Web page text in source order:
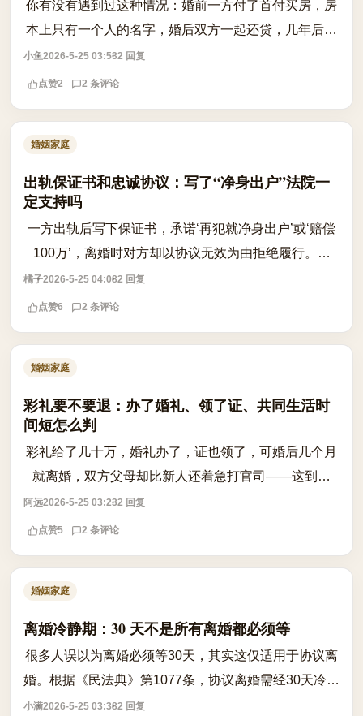
你有没有遇到过这种情况：婚前一方付了首付买房，房
本上只有一个人的名字，婚后双方一起还贷，几年后感
情破裂离婚，才发现房子的分割远不像‘一人一半’那么
简单？ 根据《民法典》第1062条和第1...
小鱼2026-5-25 03:532 回复
点赞2 2 条评论
婚姻家庭
出轨保证书和忠诚协议：写了“净身出户”法院一
定支持吗
一方出轨后写下保证书，承诺‘再犯就净身出户’或‘赔偿
100万’，离婚时对方却以协议无效为由拒绝履行。这
类‘忠诚协议’到底有没有法律效力？ 根据《民法典》第
1043条，夫妻应当互相忠实，但该...
橘子2026-5-25 04:082 回复
点赞6 2 条评论
婚姻家庭
彩礼要不要退：办了婚礼、领了证、共同生活时
间短怎么判
彩礼给了几十万，婚礼办了，证也领了，可婚后几个月
就离婚，双方父母却比新人还着急打官司——这到底
是‘感情破裂’，还是‘彩礼返还’的争议战场？ 根据《民法
典》及相关司法解释，彩礼是否应...
阿远2026-5-25 03:232 回复
点赞5 2 条评论
婚姻家庭
离婚冷静期：30 天不是所有离婚都必须等
很多人误以为离婚必须等30天，其实这仅适用于协议离
婚。根据《民法典》第1077条，协议离婚需经30天冷静
期，但若存在家暴、出轨、转移财产等情形，冷静期并
小满2026-5-25 03:382 回复